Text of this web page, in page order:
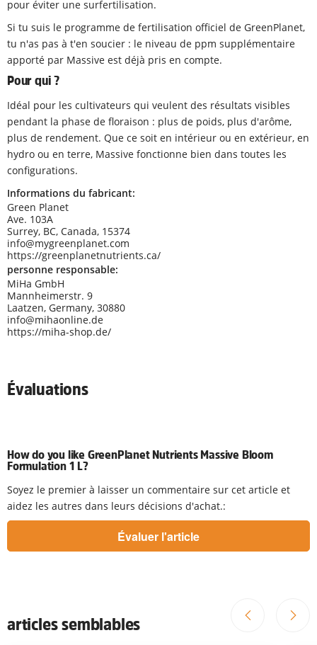
pour éviter une surfertilisation.
Si tu suis le programme de fertilisation officiel de GreenPlanet,
tu n'as pas à t'en soucier : le niveau de ppm supplémentaire
apporté par Massive est déjà pris en compte.
Pour qui ?
Idéal pour les cultivateurs qui veulent des résultats visibles
pendant la phase de floraison : plus de poids, plus d'arôme,
plus de rendement. Que ce soit en intérieur ou en extérieur, en
hydro ou en terre, Massive fonctionne bien dans toutes les
configurations.
Informations du fabricant:
Green Planet
Ave. 103A
Surrey, BC, Canada, 15374
info@mygreenplanet.com
https://greenplanetnutrients.ca/
personne responsable:
MiHa GmbH
Mannheimerstr. 9
Laatzen, Germany, 30880
info@mihaonline.de
https://miha-shop.de/
Évaluations
How do you like GreenPlanet Nutrients Massive Bloom
Formulation 1 L?
Soyez le premier à laisser un commentaire sur cet article et
aidez les autres dans leurs décisions d'achat.:
articles semblables